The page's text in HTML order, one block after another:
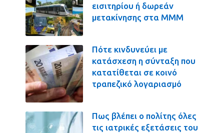
εισιτηρίου ή δωρεάν
μετακίνησης στα ΜΜΜ
Πότε κινδυνεύει με
κατάσχεση η σύνταξη που
κατατίθεται σε κοινό
τραπεζικό λογαριασμό
Πως βλέπει ο πολίτης όλες
τις ιατρικές εξετάσεις του